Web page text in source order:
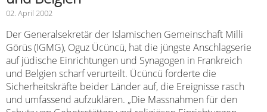
02. April 2002
Der Generalsekretär der Islamischen Gemeinschaft Milli
Görüs (IGMG), Oguz Ücüncü, hat die jüngste Anschlagserie
auf jüdische Einrichtungen und Synagogen in Frankreich
und Belgien scharf verurteilt. Ücüncü forderte die
Sicherheitskräfte beider Länder auf, die Ereignisse rasch
und umfassend aufzuklären. „Die Massnahmen für den